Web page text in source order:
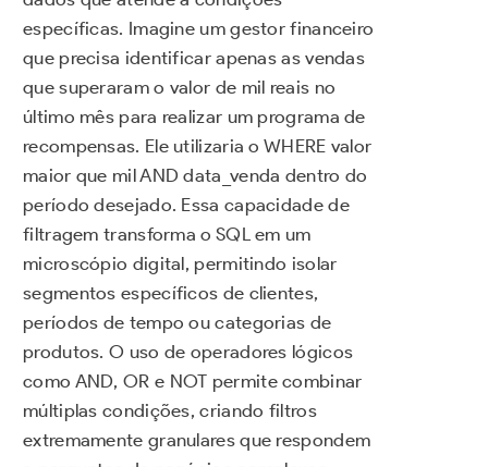
específicas. Imagine um gestor financeiro
que precisa identificar apenas as vendas
que superaram o valor de mil reais no
último mês para realizar um programa de
recompensas. Ele utilizaria o WHERE valor
maior que mil AND data_venda dentro do
período desejado. Essa capacidade de
filtragem transforma o SQL em um
microscópio digital, permitindo isolar
segmentos específicos de clientes,
períodos de tempo ou categorias de
produtos. O uso de operadores lógicos
como AND, OR e NOT permite combinar
múltiplas condições, criando filtros
extremamente granulares que respondem